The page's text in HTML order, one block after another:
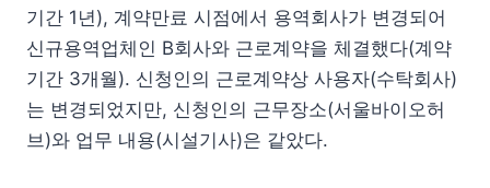
기간 1년), 계약만료 시점에서 용역회사가 변경되어
신규용역업체인 B회사와 근로계약을 체결했다(계약
기간 3개월). 신청인의 근로계약상 사용자(수탁회사)
는 변경되었지만, 신청인의 근무장소(서울바이오허
브)와 업무 내용(시설기사)은 같았다.